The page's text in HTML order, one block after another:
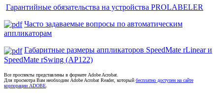
Гарантийные обязательства на устройства PROLABELER
Часто задаваемые вопросы по автоматическим
аппликаторам
Габаритные размеры аппликаторов SpeedMate rLinear и
SpeedMate rSwing (AP122)
Все проспекты представлены в формате Adobe Acrobat.
Для просмотра Вам необходим Adobe Acrobat Reader, который бесплатно доступен на сайте
корпорации ADOBE